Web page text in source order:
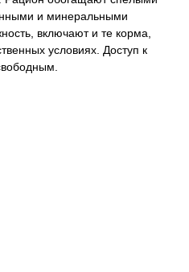
и минеральными
включают и те корма,
условиях. Доступ к